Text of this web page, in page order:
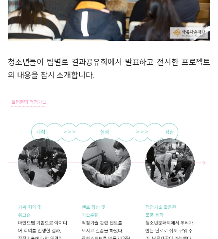
청소년들이 팀별로 결과공유회에서 발표하고 전시한 프로젝트
의 내용을 잠시 소개합니다.